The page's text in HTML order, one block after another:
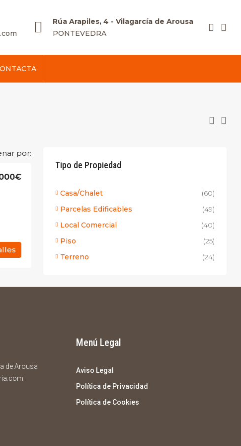
Rúa Arapiles, 4 - Vilagarcía de Arousa
PONTEVEDRA
por:
Tipo de Propiedad
Casa/Chalet
(60)
Parcelas Edificables
(49)
Local Comercial
(40)
Piso
(25)
Terreno
(24)
de Arousa
Menú Legal
Aviso Legal
Política de Privacidad
Política de Cookies